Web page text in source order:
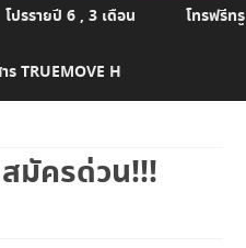
โปรรายปี 6 , 3 เดือน โทรฟรีทรู
ร TRUEMOVE H
มัครด่วน!!!